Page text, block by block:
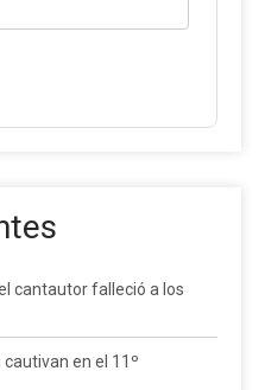
cantautor falleció a los
en el 11º